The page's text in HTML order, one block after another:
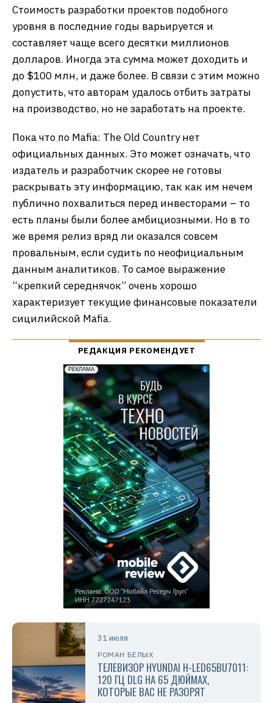
Стоимость разработки проектов подобного
уровня в последние годы варьируется и
составляет чаще всего десятки миллионов
долларов. Иногда эта сумма может доходить и
до $100 млн, и даже более. В связи с этим можно
допустить, что авторам удалось отбить затраты
на производство, но не заработать на проекте.
Пока что по Mafia: The Old Country нет
официальных данных. Это может означать, что
издатель и разработчик скорее не готовы
раскрывать эту информацию, так как им нечем
публично похвалиться перед инвесторами – то
есть планы были более амбициозными. Но в то
же время релиз вряд ли оказался совсем
провальным, если судить по неофициальным
данным аналитиков. То самое выражение
“крепкий середнячок” очень хорошо
характеризует текущие финансовые показатели
сицилийской Mafia.
31 июля
РОМАН БЕЛЫХ
ТЕЛЕВИЗОР HYUNDAI H-LED65BU7011:
120 ГЦ DLG НА 65 ДЮЙМАХ,
КОТОРЫЕ ВАС НЕ РАЗОРЯТ